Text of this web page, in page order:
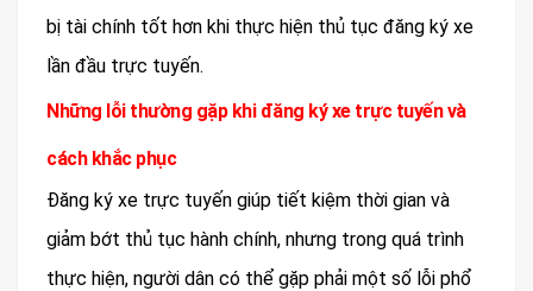
bị tài chính tốt hơn khi thực hiện thủ tục đăng ký xe
lần đầu trực tuyến.
Những lỗi thường gặp khi đăng ký xe trực tuyến và
cách khắc phục
Đăng ký xe trực tuyến giúp tiết kiệm thời gian và
giảm bớt thủ tục hành chính, nhưng trong quá trình
thực hiện, người dân có thể gặp phải một số lỗi phổ